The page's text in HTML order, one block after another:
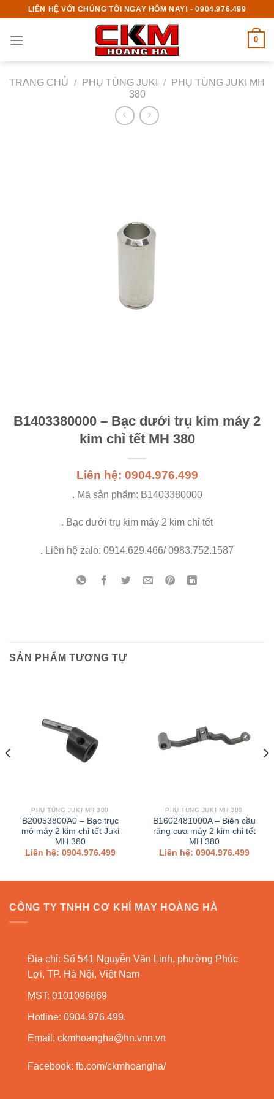
content
LIÊN HỆ VỚI CHÚNG TÔI NGAY HÔM NAY! - 0904.976.499
0
TRANG CHỦ / PHỤ TÙNG JUKI /
PHỤ TÙNG JUKI MH
380
B1403380000 – Bạc dưới trụ kim máy 2
kim chỉ tết MH 380
Liên hệ: 0904.976.499
. Mã sản phẩm: B1403380000
. Bạc dưới trụ kim máy 2 kim chỉ tết
. Liên hệ zalo: 0914.629.466/ 0983.752.1587
SẢN PHẨM TƯƠNG TỰ
PHỤ TÙNG JUKI MH 380
B20053800A0 – Bạc trục
mỏ máy 2 kim chỉ tết Juki
MH 380
Liên hệ: 0904.976.499
PHỤ TÙNG JUKI MH 380
B1602481000A – Biên cầu
răng cưa máy 2 kim chỉ tết
MH 380
Liên hệ: 0904.976.499
CÔNG TY TNHH CƠ KHÍ MAY HOÀNG HÀ
Địa chỉ: Số 541 Nguyễn Văn Linh, phường Phúc
Lợi, TP. Hà Nội, Việt Nam
MST: 0101096869
Hotline: 0904.976.499.
Email: ckmhoangha@hn.vnn.vn
Facebook: fb.com/ckmhoangha/